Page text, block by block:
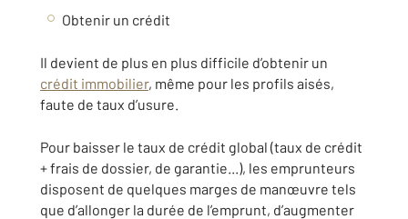
Obtenir un crédit
Il devient de plus en plus difficile d’obtenir un
crédit immobilier, même pour les profils aisés,
faute de taux d’usure.
Pour baisser le taux de crédit global (taux de crédit
+ frais de dossier, de garantie...), les emprunteurs
disposent de quelques marges de manœuvre tels
que d’allonger la durée de l’emprunt, d’augmenter